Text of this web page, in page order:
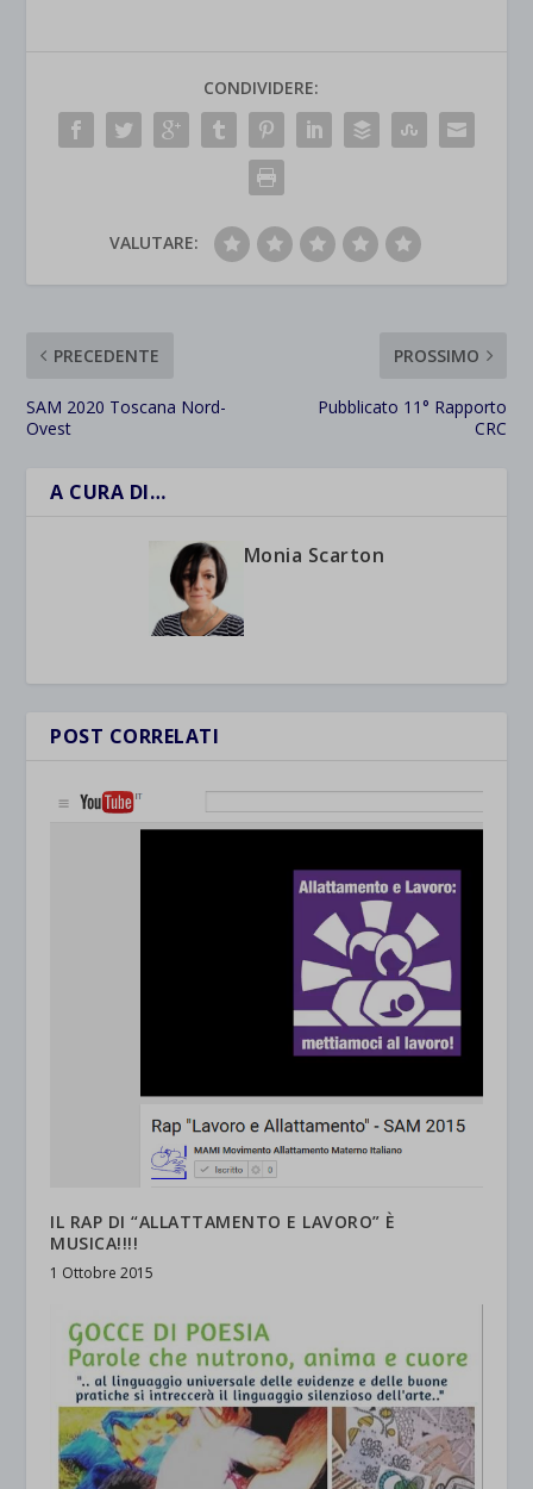
CONDIVIDERE:
VALUTARE:
PRECEDENTE
SAM 2020 Toscana Nord-
Ovest
PROSSIMO
Pubblicato 11° Rapporto
CRC
A CURA DI…
Monia Scarton
POST CORRELATI
IL RAP DI “ALLATTAMENTO E LAVORO” È
MUSICA!!!!
1 Ottobre 2015